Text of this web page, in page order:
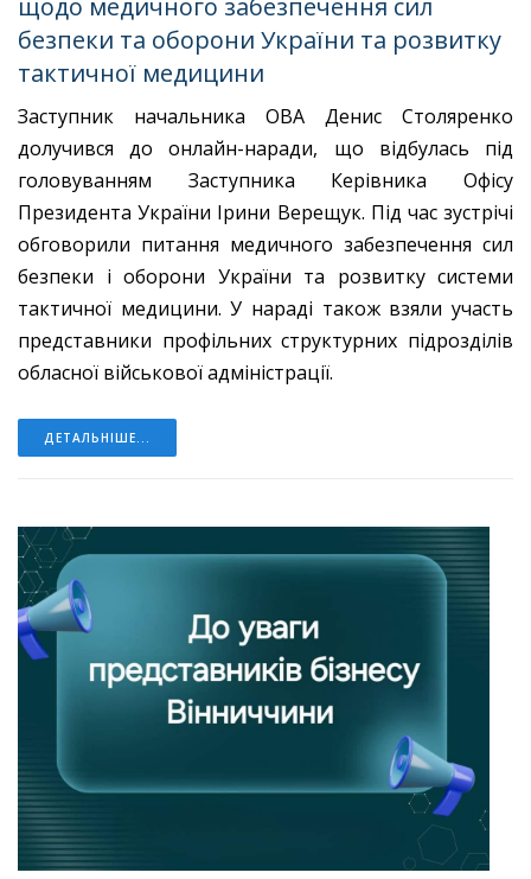
щодо медичного забезпечення сил
безпеки та оборони України та розвитку
тактичної медицини
Заступник начальника ОВА Денис Столяренко
долучився до онлайн-наради, що відбулась під
головуванням Заступника Керівника Офісу
Президента України Ірини Верещук. Під час зустрічі
обговорили питання медичного забезпечення сил
безпеки і оборони України та розвитку системи
тактичної медицини. У нараді також взяли участь
представники профільних структурних підрозділів
обласної військової адміністрації.
ДЕТАЛЬНІШЕ...